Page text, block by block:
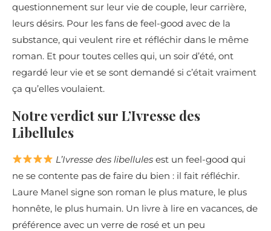
questionnement sur leur vie de couple, leur carrière,
leurs désirs. Pour les fans de feel-good avec de la
substance, qui veulent rire et réfléchir dans le même
roman. Et pour toutes celles qui, un soir d’été, ont
regardé leur vie et se sont demandé si c’était vraiment
ça qu’elles voulaient.
Notre verdict sur L’Ivresse des
Libellules
L’Ivresse des libellules est un feel-good qui
ne se contente pas de faire du bien : il fait réfléchir.
Laure Manel signe son roman le plus mature, le plus
honnête, le plus humain. Un livre à lire en vacances, de
préférence avec un verre de rosé et un peu